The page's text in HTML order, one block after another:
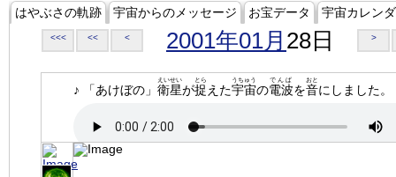
はやぶさの軌跡 宇宙からのメッセージ お宝データ 宇宙カレン
<<< << < 2001年01月 28日 >
♪ 「あけぼの」 衛星
えいせい
が捉
とら
えた宇宙
うちゅう
の電波
でんぱ
を音
おと
にしました。